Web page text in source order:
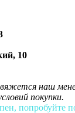
10
наш
покупки.
попробуйте